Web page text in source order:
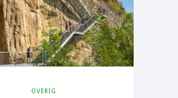
OVERIG